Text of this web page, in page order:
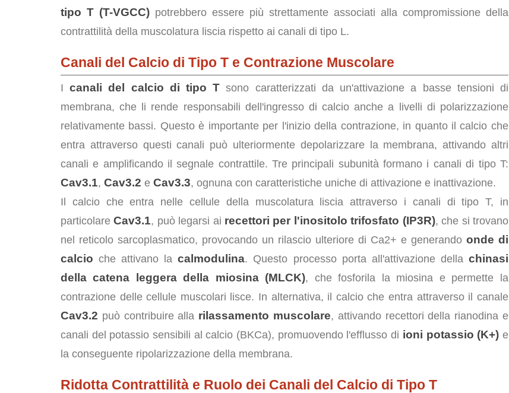
tipo T (T-VGCC)potrebbero essere più strettamente associati alla compromissione della
contrattilità della muscolatura liscia rispetto ai canali di tipo L.
Canali del Calcio di Tipo T e Contrazione Muscolare
Icanali del calcio di tipo T sono caratterizzati da un'attivazione a basse tensioni di
membrana, che li rende responsabili dell'ingresso di calcio anche a livelli di polarizzazione
relativamente bassi. Questo è importante per l'inizio della contrazione, in quanto il calcio che
entra attraverso questi canali può ulteriormente depolarizzare la membrana, attivando altri
canali e amplificando il segnale contrattile. Tre principali subunità formano i canali di tipo T:
Cav3.1, Cav3.2 e Cav3.3, ognuna con caratteristiche uniche di attivazione e inattivazione.
Il calcio che entra nelle cellule della muscolatura liscia attraverso i canali di tipo T, in
particolareCav3.1, può legarsi ai recettori per l'inositolo trifosfato (IP3R), che si trovano
nel reticolo sarcoplasmatico, provocando un rilascio ulteriore di Ca2+ e generando onde di
calcio che attivano lacalmodulina. Questo processo porta all'attivazione della chinasi
della catena leggera della miosina (MLCK), che fosforila la miosina e permette la
contrazione delle cellule muscolari lisce. In alternativa, il calcio che entra attraverso il canale
Cav3.2 può contribuire alla rilassamento muscolare, attivando recettori della rianodina e
canali del potassio sensibili al calcio (BKCa), promuovendo l'efflusso di ioni potassio (K+) e
la conseguente ripolarizzazione della membrana.
Ridotta Contrattilità e Ruolo dei Canali del Calcio di Tipo T